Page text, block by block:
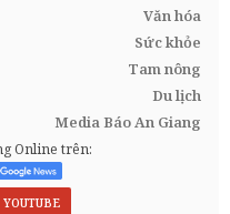
Văn hóa
Sức khỏe
Tam nông
Du lịch
Media Báo An Giang
Online trên:
YOUTUBE